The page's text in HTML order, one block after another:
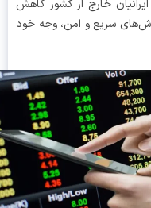
خارج از کشور کاهش
سریع و امن، وجه خود